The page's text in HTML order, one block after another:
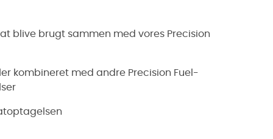
blive brugt sammen med vores Precision
kombineret med andre Precision Fuel-